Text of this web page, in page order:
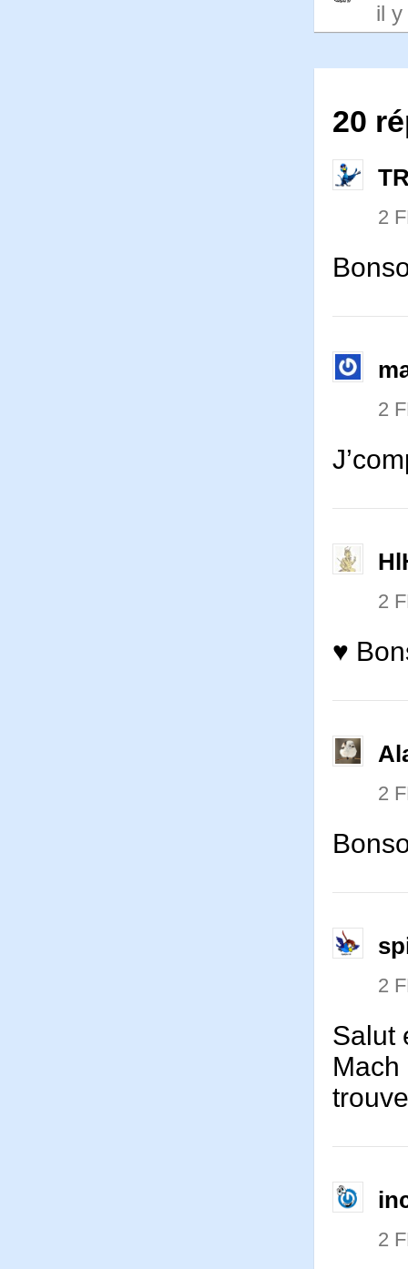
il
20
2
2
2
♥
2
2
Salut
Mach
2